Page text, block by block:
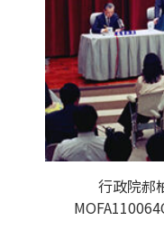
行政院郝